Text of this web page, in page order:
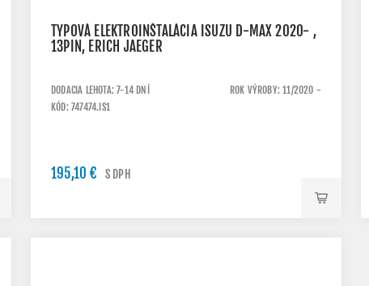
TYPOVÁ ELEKTROINŠTALÁCIA ISUZU D-MAX 2020- ,
13PIN, ERICH JAEGER
DODACIA LEHOTA: 7-14 DNÍ
ROK VÝROBY: 11/2020 -
KÓD: 747474.IS1
195,10 € S DPH